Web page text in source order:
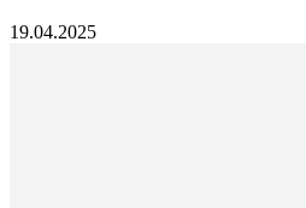
19.04.2025